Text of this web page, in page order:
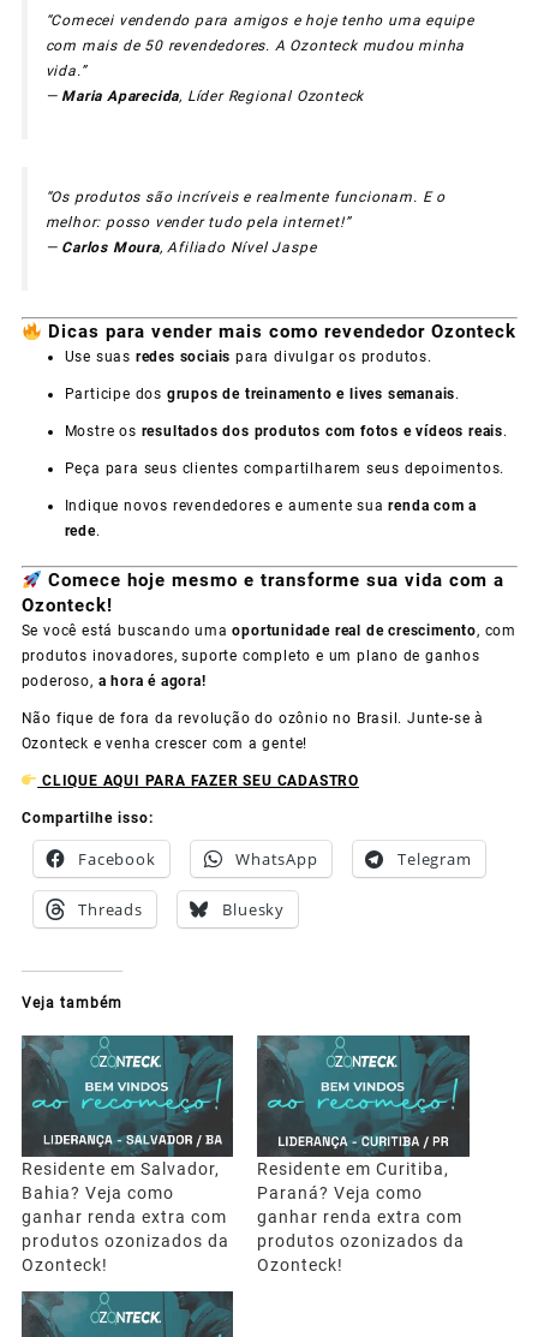
“Comecei vendendo para amigos e hoje tenho uma equipe
com mais de 50 revendedores. A Ozonteck mudou minha
vida.”
—Maria Aparecida, Líder Regional Ozonteck
“Os produtos são incríveis e realmente funcionam. E o
melhor: posso vender tudo pela internet!”
— Carlos Moura, Afiliado Nível Jaspe
Dicas para vender mais como revendedor Ozonteck
Use suas redes sociais para divulgar os produtos.
Participe dos grupos de treinamento e lives semanais.
Mostre os resultados dos produtos com fotos e vídeos reais.
Peça para seus clientes compartilharem seus depoimentos.
Indique novos revendedores e aumente suarenda com a
rede.
Comece hoje mesmo e transforme sua vida com a
Ozonteck!
Se você está buscando umaoportunidade real de crescimento, com
produtos inovadores, suporte completo e um plano de ganhos
poderoso, a hora é agora!
Não fique de fora da revolução do ozônio no Brasil. Junte-se à
Ozonteck e venha crescer com a gente!
CLIQUE AQUI PARA FAZER SEU CADASTRO
Compartilhe isso:
Facebook WhatsApp Telegram
Threads Bluesky
Veja também
Residente em Salvador,
Bahia? Veja como
ganhar renda extra com
produtos ozonizados da
Ozonteck!
Residente em Curitiba,
Paraná? Veja como
ganhar renda extra com
produtos ozonizados da
Ozonteck!